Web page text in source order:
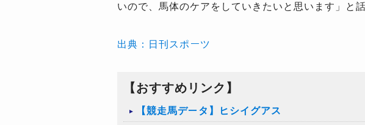
いので、馬体のケアをしていきたいと思います」と
出典：日刊スポーツ
【おすすめリンク】
【競走馬データ】ヒシイグアス